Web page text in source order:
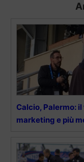
Calcio, Palermo:
marketing e più